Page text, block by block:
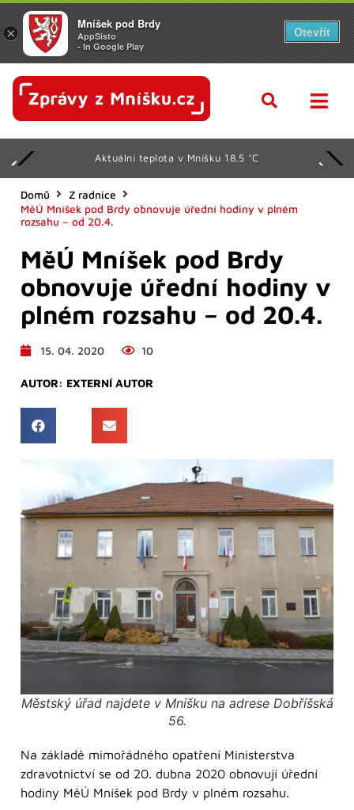
Aktuální teplota v Mníšku 18.5 °C
Domů
Z radnice
MěÚ Mníšek pod Brdy obnovuje úřední hodiny v plném
rozsahu – od 20.4.
MěÚ Mníšek pod Brdy
obnovuje úřední hodiny v
plném rozsahu – od 20.4.
15. 04. 2020 10
AUTOR: EXTERNÍ AUTOR
Městský úřad najdete v Mníšku na adrese Dobříšská
56.
Na základě mimořádného opatření Ministerstva
zdravotnictví se od 20. dubna 2020 obnovují úřední
hodiny MěÚ Mníšek pod Brdy v plném rozsahu.
×
Mníšek pod Brdy
AppSisto
- In Google Play
Otevřít